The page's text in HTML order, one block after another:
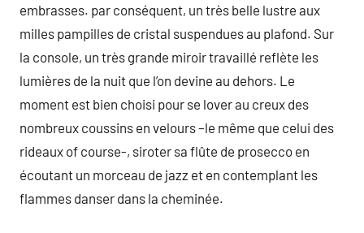
embrasses. par conséquent, un très belle lustre aux
milles pampilles de cristal suspendues au plafond. Sur
la console, un très grande miroir travaillé reflète les
lumières de la nuit que l’on devine au dehors. Le
moment est bien choisi pour se lover au creux des
nombreux coussins en velours –le même que celui des
rideaux of course-, siroter sa flûte de prosecco en
écoutant un morceau de jazz et en contemplant les
flammes danser dans la cheminée.